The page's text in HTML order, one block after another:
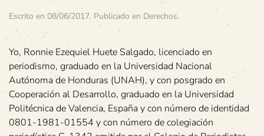
Escrito en 08/06/2017. Publicado en Derechos.
Yo, Ronnie Ezequiel Huete Salgado, licenciado en
periodismo, graduado en la Universidad Nacional
Autónoma de Honduras (UNAH), y con posgrado en
Cooperación al Desarrollo, graduado en la Universidad
Politécnica de Valencia, España y con número de identidad
0801-1981-01554 y con número de colegiación